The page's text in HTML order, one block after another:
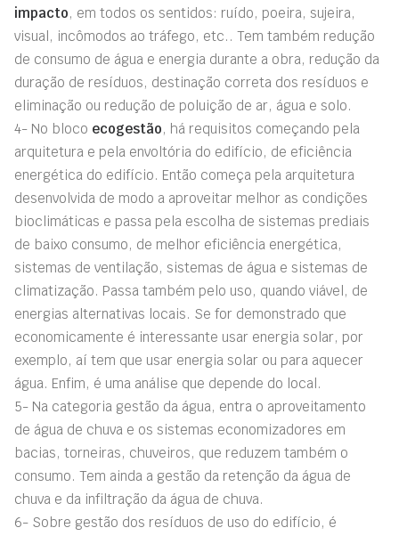
impacto, em todos os sentidos: ruído, poeira, sujeira,
visual, incômodos ao tráfego, etc.. Tem também redução
de consumo de água e energia durante a obra, redução da
duração de resíduos, destinação correta dos resíduos e
eliminação ou redução de poluição de ar, água e solo.
4- No bloco ecogestão, há requisitos começando pela
arquitetura e pela envoltória do edifício, de eficiência
energética do edifício. Então começa pela arquitetura
desenvolvida de modo a aproveitar melhor as condições
bioclimáticas e passa pela escolha de sistemas prediais
de baixo consumo, de melhor eficiência energética,
sistemas de ventilação, sistemas de água e sistemas de
climatização. Passa também pelo uso, quando viável, de
energias alternativas locais. Se for demonstrado que
economicamente é interessante usar energia solar, por
exemplo, aí tem que usar energia solar ou para aquecer
água. Enfim, é uma análise que depende do local.
5- Na categoria gestão da água, entra o aproveitamento
de água de chuva e os sistemas economizadores em
bacias, torneiras, chuveiros, que reduzem também o
consumo. Tem ainda a gestão da retenção da água de
chuva e da infiltração da água de chuva.
6- Sobre gestão dos resíduos de uso do edifício, é